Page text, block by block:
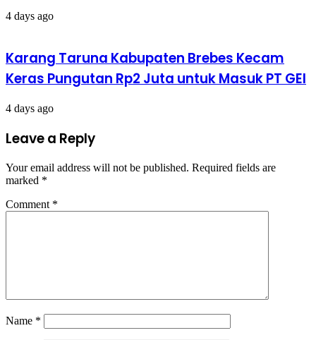
4 days ago
​Karang Taruna Kabupaten Brebes Kecam
Keras Pungutan Rp2 Juta untuk Masuk PT GEI
4 days ago
Leave a Reply
Your email address will not be published. Required fields are
marked *
Comment *
Name *